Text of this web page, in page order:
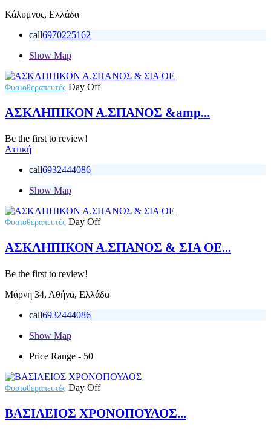
Κάλυμνος, Ελλάδα
call6970225162
Show Map
Φυσιοθεραπευτές Day Off
ΑΣΚΛΗΠΙΚΟΝ Α.ΣΠΑΝΟΣ &amp...
Be the first to review!
Αττική
call6932444086
Show Map
Φυσιοθεραπευτές Day Off
ΑΣΚΛΗΠΙΚΟΝ Α.ΣΠΑΝΟΣ & ΣΙΑ ΟΕ...
Be the first to review!
Μάρνη 34, Αθήνα, Ελλάδα
call6932444086
Show Map
Price Range - 50
Φυσιοθεραπευτές Day Off
ΒΑΣΙΛΕΙΟΣ ΧΡΟΝΟΠΟΥΛΟΣ...